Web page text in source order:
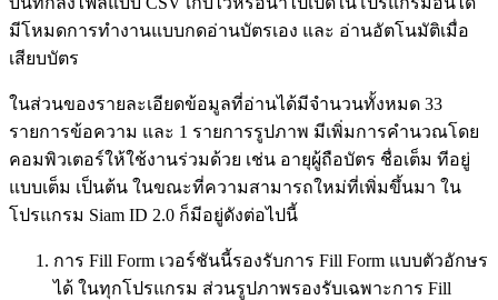
มีโหมดการทำงานแบบกดอ่านบัตรเอง และ อ่านอัตโนมัติเมื่อ
เสียบบัตร
ในส่วนของรายละเอียดข้อมูลที่อ่านได้มีจำนวนทั้งหมด 33
รายการข้อความ และ 1 รายการรูปภาพ มีเพิ่มการคำนวณโดย
คอมพิวเตอร์ให้ใช้งานร่วมด้วย เช่น อายุผู้ถือบัตร ชื่อเต็ม ทีอยู่
แบบเต็ม เป็นต้น ในขณะที่ความสามารถใหม่ที่เพิ่มขึ้นมา ใน
โปรแกรม Siam ID 2.0 ก็มีอยู่ดังต่อไปนี้
การ Fill Form เวอร์ชันนี้รองรับการ Fill Form แบบตัวอักษร
ได้ ในทุกโปรแกรม ส่วนรูปภาพรองรับเฉพาะการ Fill